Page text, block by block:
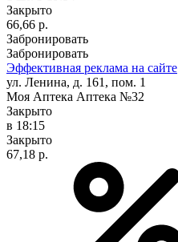
Закрыто
66,66 р.
Забронировать
Забронировать
Эффективная реклама на сайте
ул. Ленина, д. 161, пом. 1
Моя Аптека Аптека №32
Закрыто
в 18:15
Закрыто
67,18 р.